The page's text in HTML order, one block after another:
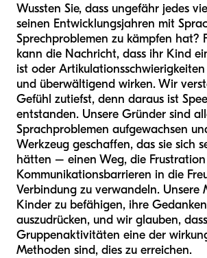
Wussten Sie, dass ungefähr jedes
seinen Entwicklungsjahren mit
Sprechproblemen zu kämpfen hat?
kann die Nachricht, dass ihr Kind
ist oder
und überwältigend wirken. Wir
Gefühl zutiefst, denn daraus ist
entstanden. Unsere Gründer sind
Sprachproblemen aufgewachsen
Werkzeug geschaffen, das sie sich
hätten – einen Weg, die
Kommunikationsbarrieren in die
Verbindung zu verwandeln. Unsere
Kinder zu befähigen, ihre
auszudrücken, und wir glauben,
Gruppenaktivitäten eine der
Methoden sind, dies zu erreichen.